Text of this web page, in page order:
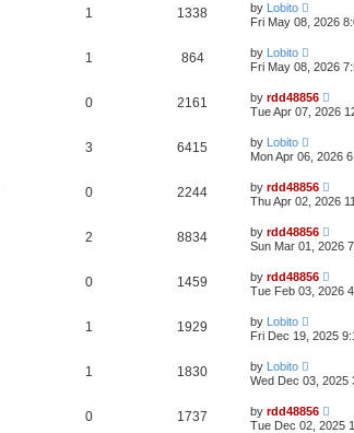
1 1338 by Lobito
Fri May 08, 2026
1 864 by Lobito
Fri May 08, 2026
0 2161 by rdd48856
Tue Apr 07, 2026
3 6415 by Lobito
Mon Apr 06, 2026
0 2244 by rdd48856
Thu Apr 02, 2026
2 8834 by rdd48856
Sun Mar 01, 2026
0 1459 by rdd48856
Tue Feb 03, 2026
1 1929 by Lobito
Fri Dec 19, 2025
1 1830 by Lobito
Wed Dec 03, 2025
0 1737 by rdd48856
Tue Dec 02, 2025